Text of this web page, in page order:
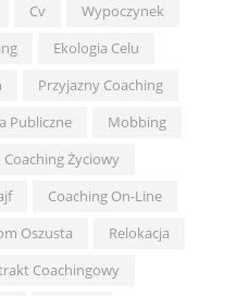
Cv
Wypoczynek
Ekologia Celu
Przyjazny Coaching
Publiczne
Mobbing
Coaching Życiowy
Coaching On-Line
Oszusta
Relokacja
Coachingowy